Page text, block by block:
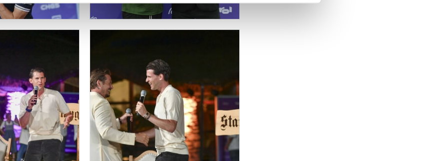
und Anzeigen zu personalisieren, Funktionen für soziale Medien anbieten zu können
zu analysieren. Außerdem geben wir Informationen zu Ihrer Verwendung unserer
Medien, Werbung und Analysen weiter. Unsere Partner führen diese Informationen
zusammen, die Sie ihnen bereitgestellt haben oder die sie im Rahmen Ihrer Nutzung